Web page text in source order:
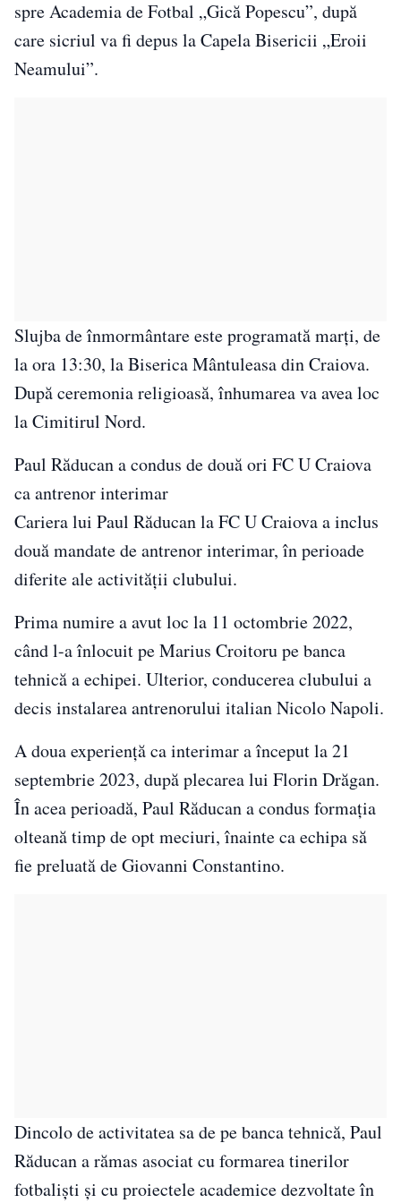
spre Academia de Fotbal „Gică Popescu”, după
care sicriul va fi depus la Capela Bisericii „Eroii
Neamului”.
Slujba de înmormântare este programată marți, de
la ora 13:30, la Biserica Mântuleasa din Craiova.
După ceremonia religioasă, înhumarea va avea loc
la Cimitirul Nord.
Paul Răducan a condus de două ori FC U Craiova
ca antrenor interimar
Cariera lui Paul Răducan la FC U Craiova a inclus
două mandate de antrenor interimar, în perioade
diferite ale activității clubului.
Prima numire a avut loc la 11 octombrie 2022,
când l-a înlocuit pe Marius Croitoru pe banca
tehnică a echipei. Ulterior, conducerea clubului a
decis instalarea antrenorului italian Nicolo Napoli.
A doua experiență ca interimar a început la 21
septembrie 2023, după plecarea lui Florin Drăgan.
În acea perioadă, Paul Răducan a condus formația
olteană timp de opt meciuri, înainte ca echipa să
fie preluată de Giovanni Constantino.
Dincolo de activitatea sa de pe banca tehnică, Paul
Răducan a rămas asociat cu formarea tinerilor
fotbaliști și cu proiectele academice dezvoltate în